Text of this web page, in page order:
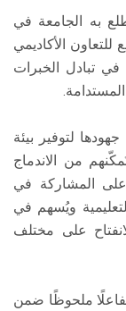
به الجامعة في
الأكاديمي
في تبادل الخبرات
جهودها لتوفير بيئة
من الاندماج
على المشاركة في
ويُسهم في
على مختلف
ملحوظًا ضمن